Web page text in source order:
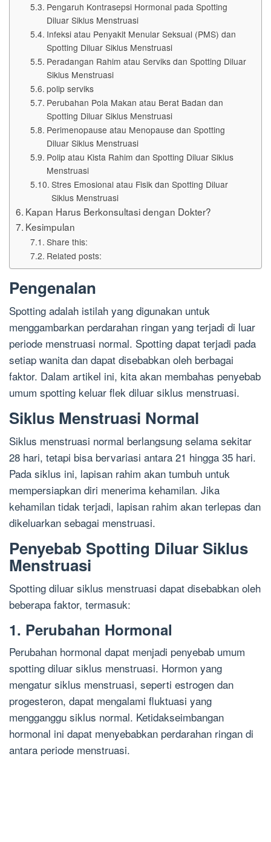
Pengaruh Kontrasepsi Hormonal pada Spotting
Diluar Siklus Menstruasi
Infeksi atau Penyakit Menular Seksual (PMS) dan
Spotting Diluar Siklus Menstruasi
Peradangan Rahim atau Serviks dan Spotting Diluar
Siklus Menstruasi
polip serviks
Perubahan Pola Makan atau Berat Badan dan
Spotting Diluar Siklus Menstruasi
Perimenopause atau Menopause dan Spotting
Diluar Siklus Menstruasi
Polip atau Kista Rahim dan Spotting Diluar Siklus
Menstruasi
Stres Emosional atau Fisik dan Spotting Diluar
Siklus Menstruasi
Kapan Harus Berkonsultasi dengan Dokter?
Kesimpulan
Share this:
Related posts:
Pengenalan
Spotting adalah istilah yang digunakan untuk
menggambarkan perdarahan ringan yang terjadi di luar
periode menstruasi normal. Spotting dapat terjadi pada
setiap wanita dan dapat disebabkan oleh berbagai
faktor. Dalam artikel ini, kita akan membahas penyebab
umum spotting keluar flek diluar siklus menstruasi.
Siklus Menstruasi Normal
Siklus menstruasi normal berlangsung selama sekitar
28 hari, tetapi bisa bervariasi antara 21 hingga 35 hari.
Pada siklus ini, lapisan rahim akan tumbuh untuk
mempersiapkan diri menerima kehamilan. Jika
kehamilan tidak terjadi, lapisan rahim akan terlepas dan
dikeluarkan sebagai menstruasi.
Penyebab Spotting Diluar Siklus
Menstruasi
Spotting diluar siklus menstruasi dapat disebabkan oleh
beberapa faktor, termasuk:
1. Perubahan Hormonal
Perubahan hormonal dapat menjadi penyebab umum
spotting diluar siklus menstruasi. Hormon yang
mengatur siklus menstruasi, seperti estrogen dan
progesteron, dapat mengalami fluktuasi yang
mengganggu siklus normal. Ketidakseimbangan
hormonal ini dapat menyebabkan perdarahan ringan di
antara periode menstruasi.